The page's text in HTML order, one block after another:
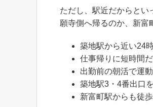
ただし、駅近だからとい
願寺側へ帰るのか、新富
築地駅から近い24
仕事帰りに短時間
出勤前の朝活で運
築地駅3・4番出口
新富町駅からも徒